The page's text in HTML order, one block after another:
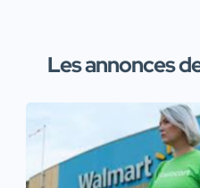
Les annonces